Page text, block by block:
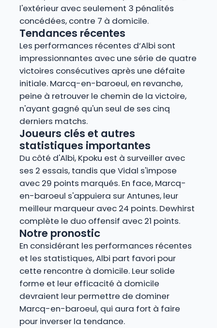
l'extérieur avec seulement 3 pénalités
concédées, contre 7 à domicile.
Tendances récentes
Les performances récentes d’Albi sont
impressionnantes avec une série de quatre
victoires consécutives après une défaite
initiale. Marcq-en-baroeul, en revanche,
peine à retrouver le chemin de la victoire,
n'ayant gagné qu'un seul de ses cinq
derniers matchs.
Joueurs clés et autres
statistiques importantes
Du côté d'Albi, Kpoku est à surveiller avec
ses 2 essais, tandis que Vidal s'impose
avec 29 points marqués. En face, Marcq-
en-baroeul s'appuiera sur Antunes, leur
meilleur marqueur avec 24 points. Dewhirst
complète le duo offensif avec 21 points.
Notre pronostic
En considérant les performances récentes
et les statistiques, Albi part favori pour
cette rencontre à domicile. Leur solide
forme et leur efficacité à domicile
devraient leur permettre de dominer
Marcq-en-baroeul, qui aura fort à faire
pour inverser la tendance.